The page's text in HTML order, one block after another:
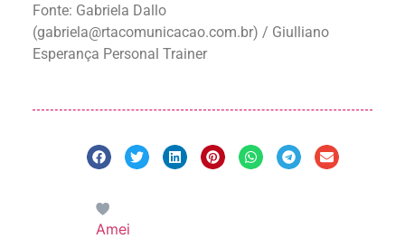
Fonte: Gabriela Dallo
(gabriela@rtacomunicacao.com.br) / Giulliano
Esperança Personal Trainer
Amei